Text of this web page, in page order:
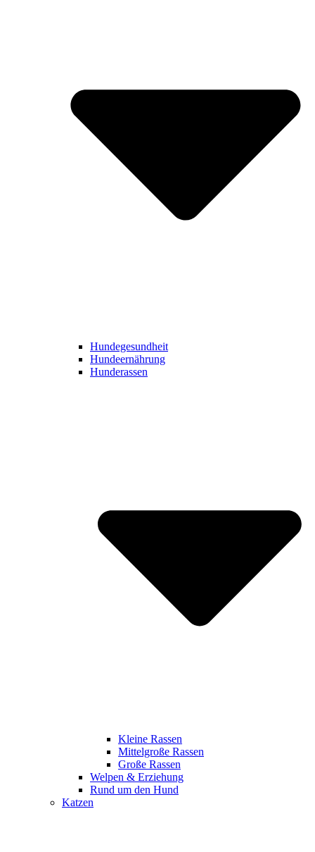
Hundegesundheit
Hundeernährung
Hunderassen
Kleine Rassen
Mittelgroße Rassen
Große Rassen
Welpen & Erziehung
Rund um den Hund
Katzen